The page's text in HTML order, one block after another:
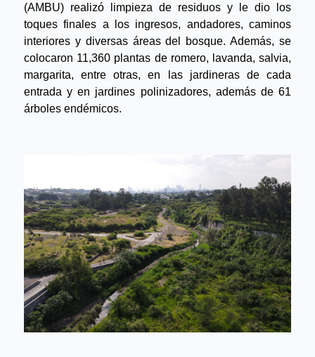
(AMBU) realizó limpieza de residuos y le dio los
toques finales a los ingresos, andadores, caminos
interiores y diversas áreas del bosque. Además, se
colocaron 11,360 plantas de romero, lavanda, salvia,
margarita, entre otras, en las jardineras de cada
entrada y en jardines polinizadores, además de 61
árboles endémicos.